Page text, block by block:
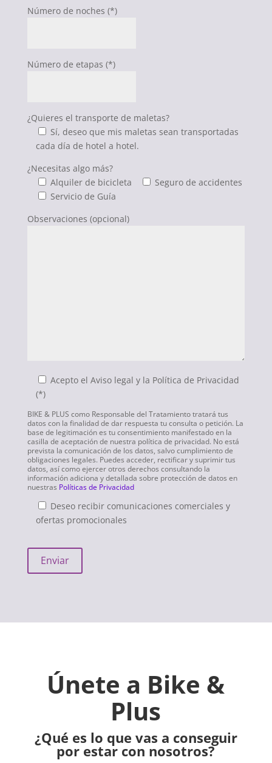
Número de noches (*)
Número de etapas (*)
¿Quieres el transporte de maletas?
Sí, deseo que mis maletas sean transportadas
cada día de hotel a hotel.
¿Necesitas algo más?
Alquiler de bicicleta
Seguro de accidentes
Servicio de Guía
Observaciones (opcional)
Acepto el Aviso legal y la Política de Privacidad
(*)
BIKE & PLUS como Responsable del Tratamiento tratará tus
datos con la finalidad de dar respuesta tu consulta o petición. La
base de legitimación es tu consentimiento manifestado en la
casilla de aceptación de nuestra política de privacidad. No está
prevista la comunicación de los datos, salvo cumplimiento de
obligaciones legales. Puedes acceder, rectificar y suprimir tus
datos, así como ejercer otros derechos consultando la
información adiciona y detallada sobre protección de datos en
nuestras Políticas de Privacidad
Deseo recibir comunicaciones comerciales y
ofertas promocionales
Únete a Bike &
Plus
¿Qué es lo que vas a conseguir
por estar con nosotros?